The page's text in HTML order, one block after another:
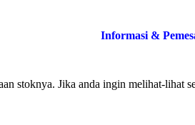
Informasi &
stoknya. Jika anda ingin melihat-